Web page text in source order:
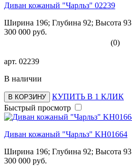
Диван кожаный "Чарльз" 02239
Ширина 196; Глубина 92; Высота 93
300 000 руб.
(0)
арт. 02239
В наличии
В КОРЗИНУ
КУПИТЬ В 1 КЛИК
Быстрый просмотр
Диван кожаный "Чарльз" KH01664
Ширина 196; Глубина 92; Высота 93
300 000 руб.